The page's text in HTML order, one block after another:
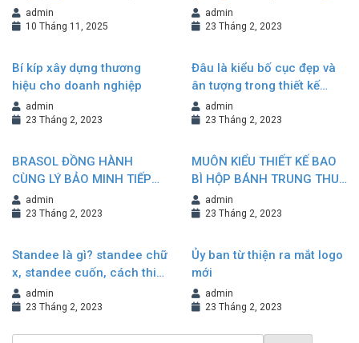
hàng hiệu quả
admin
10 Tháng 11, 2025
admin
23 Tháng 2, 2023
Bí kíp xây dựng thương
hiệu cho doanh nghiệp
admin
23 Tháng 2, 2023
Đâu là kiểu bố cục đẹp và
ân tượng trong thiết kế
Brochure?
admin
23 Tháng 2, 2023
BRASOL ĐỒNG HÀNH
CÙNG LÝ BẢO MINH TIẾP
NỐI VÀ KHẲNG ĐỊNH
THƯƠNG HIỆU
admin
23 Tháng 2, 2023
MUÔN KIỂU THIẾT KẾ BAO
BÌ HỘP BÁNH TRUNG THU
NÂNG TẦM GIÁ TRỊ
THƯƠNG HIỆU
admin
23 Tháng 2, 2023
Standee là gì? standee chữ
x, standee cuốn, cách thiết
kế standee đẹp
admin
23 Tháng 2, 2023
Ủy ban từ thiện ra mắt logo
mới
admin
23 Tháng 2, 2023